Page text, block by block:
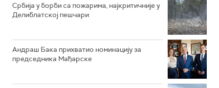
Србија у борби са пожарима, најкритичније у
Делиблатској пешчари
Андраш Бака прихватио номинацију за
председника Мађарске